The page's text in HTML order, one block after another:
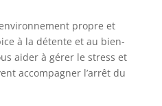
propre et
à la détente et au bien-
aider à gérer le stress et
accompagner l’arrêt du